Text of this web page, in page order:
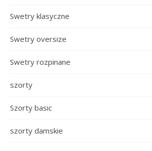
Swetry klasyczne
Swetry oversize
Swetry rozpinane
szorty
Szorty basic
szorty damskie